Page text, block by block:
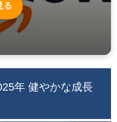
る
年 健やかな成長